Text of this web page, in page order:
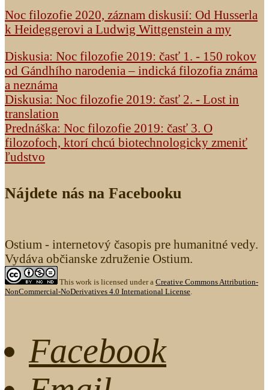
Noc filozofie 2020, záznam diskusií: Od Husserla
k Heideggerovi a Ludwig Wittgenstein a my
Diskusia: Noc filozofie 2019: časť 1. - 150 rokov
od Gándhího narodenia – indická filozofia známa
a neznáma
Diskusia: Noc filozofie 2019: časť 2. - Lost in
translation
Prednáška: Noc filozofie 2019: časť 3. O
filozofoch, ktorí chcú biotechnologicky zmeniť
ľudstvo
Nájdete nás na Facebooku
Ostium - internetový časopis pre humanitné vedy.
Vydáva občianske združenie Ostium.
This work is licensed under a Creative Commons Attribution-
NonCommercial-NoDerivatives 4.0 International License.
Facebook